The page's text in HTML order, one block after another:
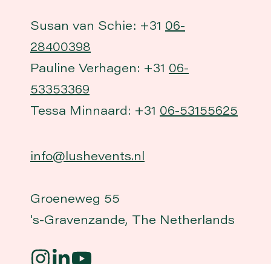
Susan van Schie: +31 06-
28400398
Pauline Verhagen: +31 06-
53353369
Tessa Minnaard: +31 06-53155625
info@lushevents.nl
Groeneweg 55
's-Gravenzande, The Netherlands